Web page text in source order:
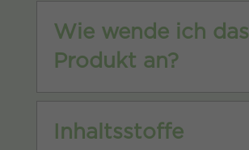
Wie wende ich das
Produkt an?
Inhaltsstoffe